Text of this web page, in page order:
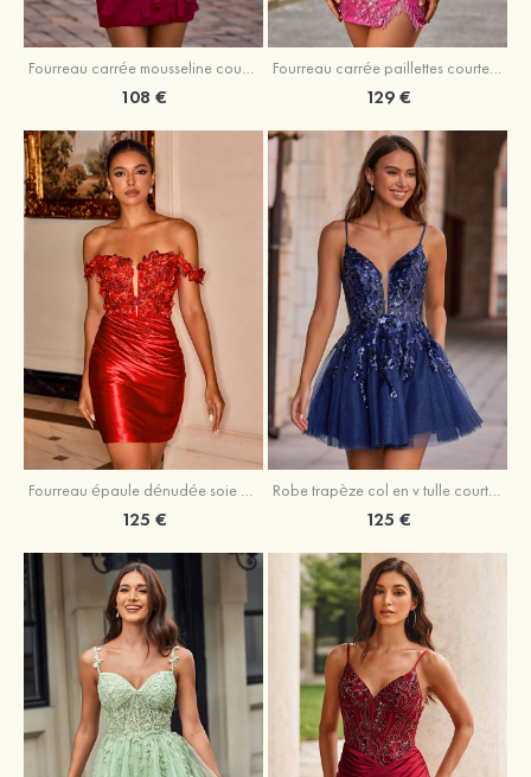
Fourreau carrée mousseline courte/mini robe de fête de la rentré avec volants
108 €
Fourreau carrée paillettes courte/mini robe de fête de la rentrée
129 €
Fourreau épaule dénudée soie comme du satin courte/mini robe de fête de la rentrée
125 €
Robe trapèze col en v tulle courte/mini robe de fête de la rentrée avec poches paillettes
125 €